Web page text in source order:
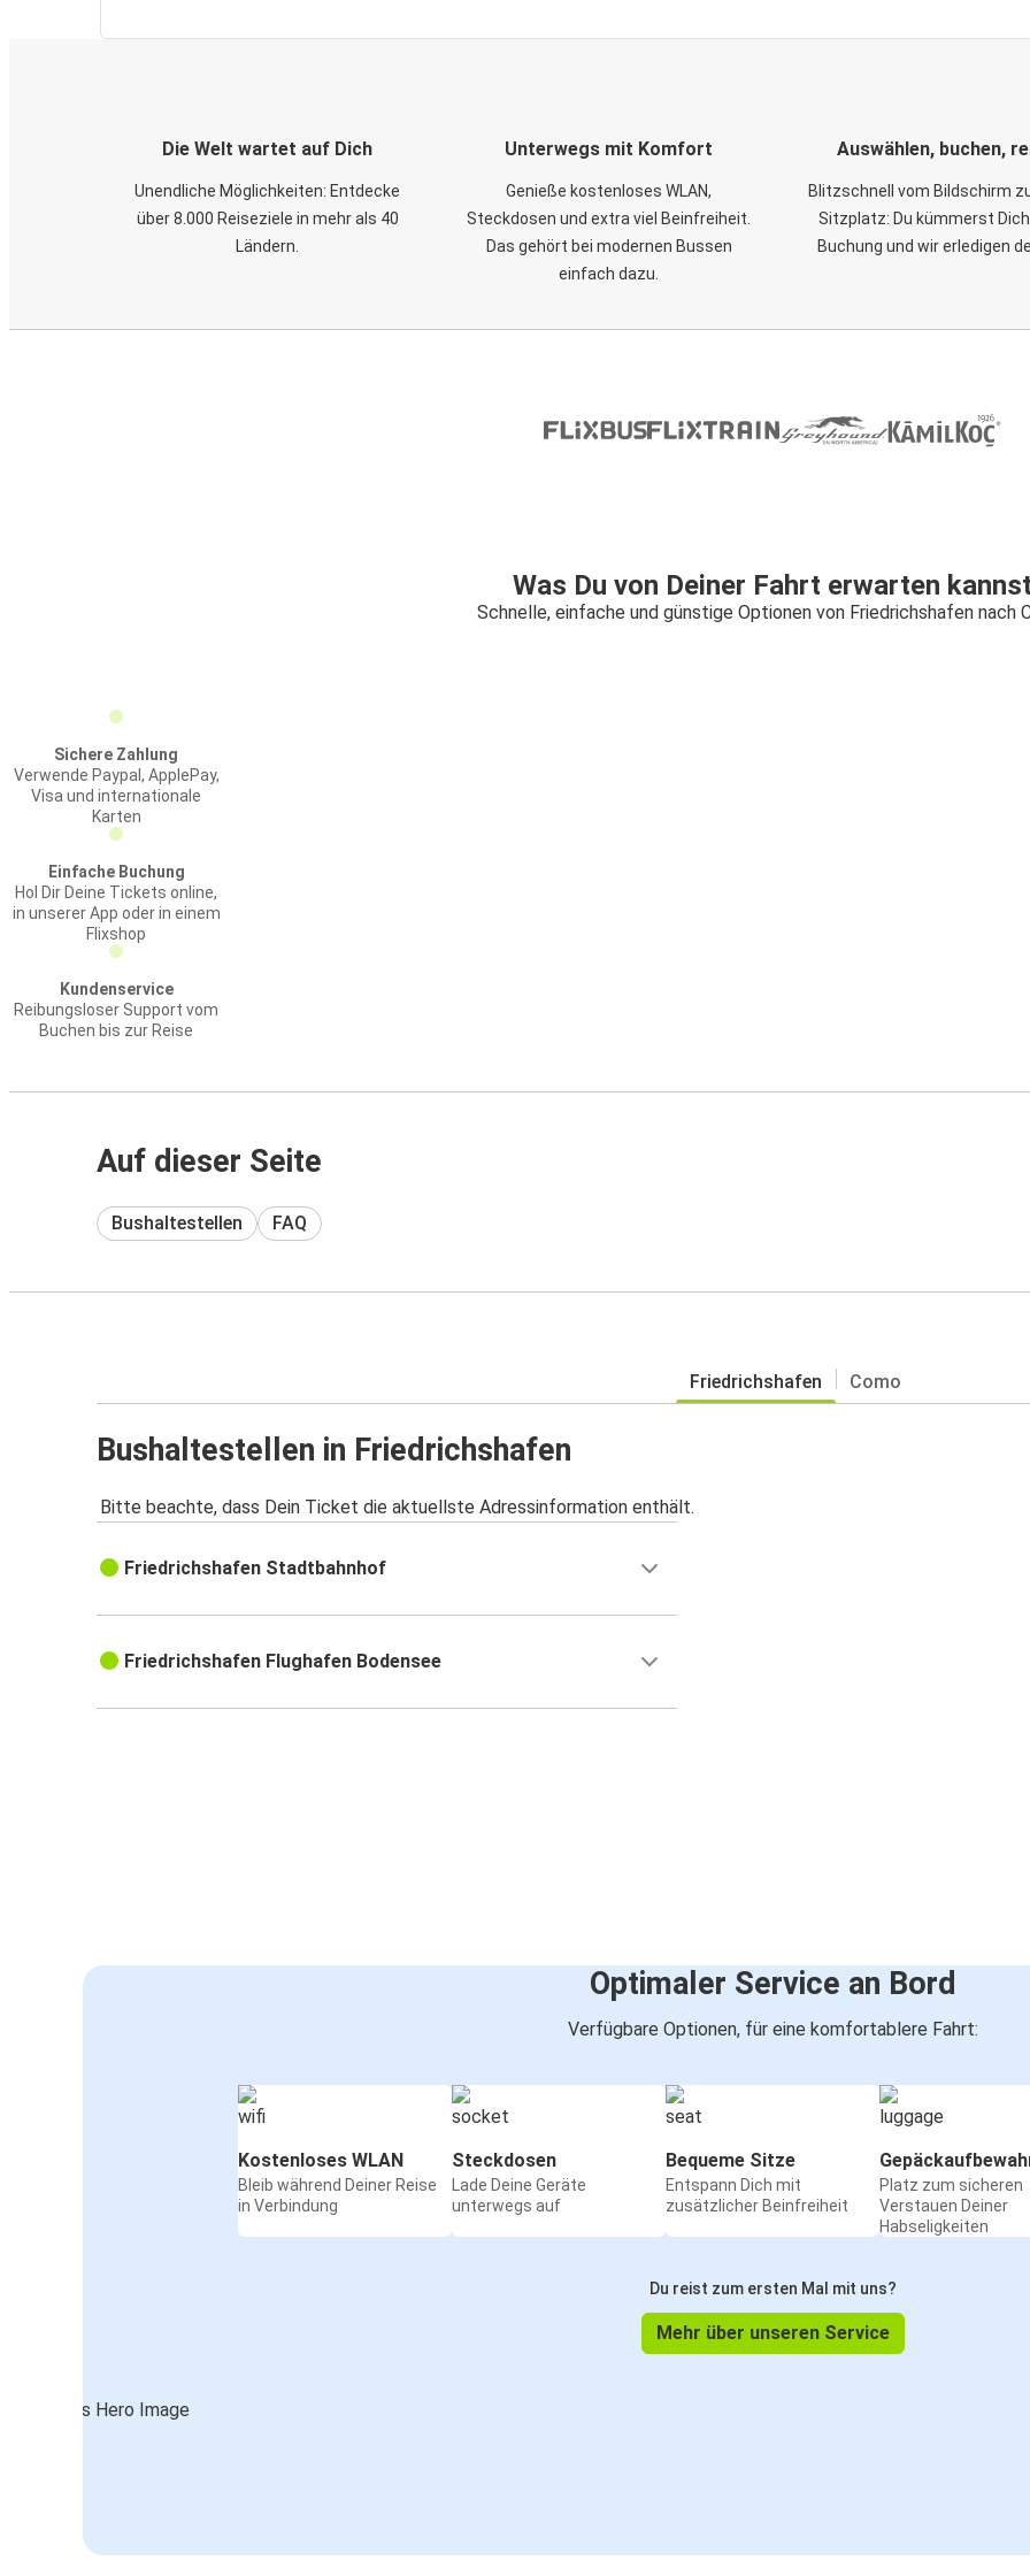
Die Welt wartet auf Dich
Unendliche Möglichkeiten: Entdecke
über 8.000 Reiseziele in mehr als 40
Ländern.
Unterwegs mit Komfort
Genieße kostenloses WLAN,
Steckdosen und extra viel Beinfreiheit.
Das gehört bei modernen Bussen
einfach dazu.
Auswählen, buchen,
Blitzschnell vom Bildschirm
Sitzplatz: Du kümmerst
Buchung und wir erledigen
Was Du von Deiner Fahrt erwarten kannst
Schnelle, einfache und günstige Optionen von Friedrichshafen nach
Sichere Zahlung
Verwende Paypal, ApplePay,
Visa und internationale
Karten
Einfache Buchung
Hol Dir Deine Tickets online,
in unserer App oder in einem
Flixshop
Kundenservice
Reibungsloser Support vom
Buchen bis zur Reise
Auf dieser Seite
Bushaltestellen FAQ
Friedrichshafen Como
Bushaltestellen in Friedrichshafen
Bitte beachte, dass Dein Ticket die aktuellste Adressinformation enthält.
Friedrichshafen Stadtbahnhof
Friedrichshafen Flughafen Bodensee
Optimaler Service an Bord
Verfügbare Optionen, für eine komfortablere Fahrt:
Kostenloses WLAN
Bleib während Deiner Reise
in Verbindung
Steckdosen
Lade Deine Geräte
unterwegs auf
Bequeme Sitze
Entspann Dich mit
zusätzlicher Beinfreiheit
Platz zum sicheren
Verstauen Deiner
Habseligkeiten
Du reist zum ersten Mal mit uns?
Mehr über unseren Service